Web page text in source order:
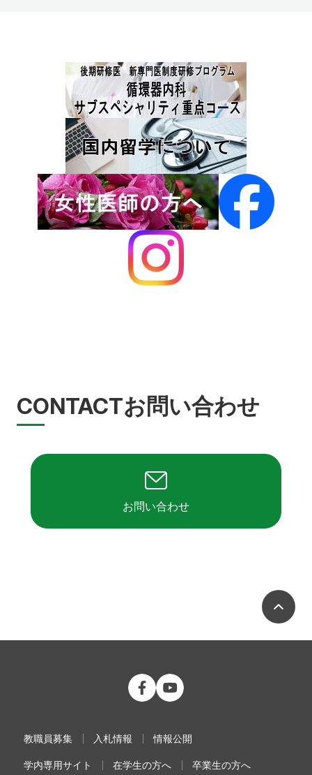
CONTACTお問い合わせ
お問い合わせ
公立大学法人 福島県立医科大学
教職員募集 入札情報 情報公開
学内専用サイト 在学生の方へ 卒業生の方へ